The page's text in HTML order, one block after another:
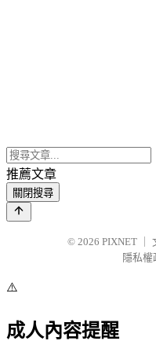
推薦文章
關閉搜尋
© 2026 PIXNET
隱私權
⚠️
成人內容提醒